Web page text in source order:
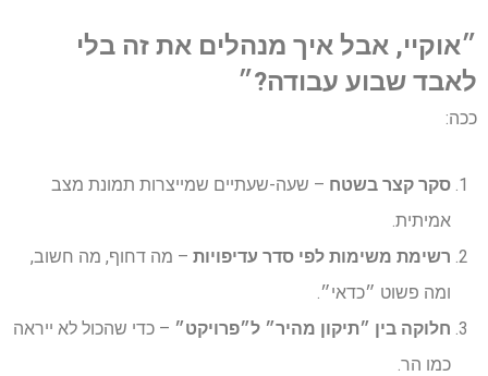
״אוקיי, אבל איך מנהלים את זה בלי
לאבד שבוע עבודה?״
ככה:
סקר קצר בשטח – שעה-שעתיים שמייצרות תמונת מצב
אמיתית.
רשימת משימות לפי סדר עדיפויות – מה דחוף, מה חשוב,
ומה פשוט ״כדאי״.
חלוקה בין ״תיקון מהיר״ ל״פרויקט״ – כדי שהכול לא ייראה
כמו הר.